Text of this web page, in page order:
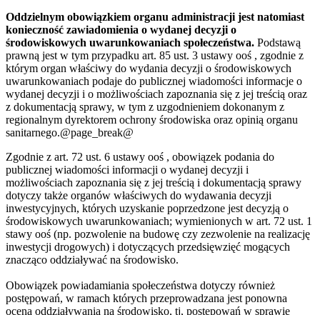
Oddzielnym obowiązkiem organu administracji jest natomiast
konieczność zawiadomienia o wydanej decyzji o
środowiskowych uwarunkowaniach społeczeństwa. Podstawą
prawną jest w tym przypadku art. 85 ust. 3 ustawy ooś , zgodnie z
którym organ właściwy do wydania decyzji o środowiskowych
uwarunkowaniach podaje do publicznej wiadomości informacje o
wydanej decyzji i o możliwościach zapoznania się z jej treścią oraz
z dokumentacją sprawy, w tym z uzgodnieniem dokonanym z
regionalnym dyrektorem ochrony środowiska oraz opinią organu
sanitarnego.@page_break@
Zgodnie z art. 72 ust. 6 ustawy ooś , obowiązek podania do
publicznej wiadomości informacji o wydanej decyzji i
możliwościach zapoznania się z jej treścią i dokumentacją sprawy
dotyczy także organów właściwych do wydawania decyzji
inwestycyjnych, których uzyskanie poprzedzone jest decyzją o
środowiskowych uwarunkowaniach; wymienionych w art. 72 ust. 1
stawy ooś (np. pozwolenie na budowę czy zezwolenie na realizację
inwestycji drogowych) i dotyczących przedsięwzięć mogących
znacząco oddziaływać na środowisko.
Obowiązek powiadamiania społeczeństwa dotyczy również
postępowań, w ramach których przeprowadzana jest ponowna
ocena oddziaływania na środowisko, tj, postępowań w sprawie